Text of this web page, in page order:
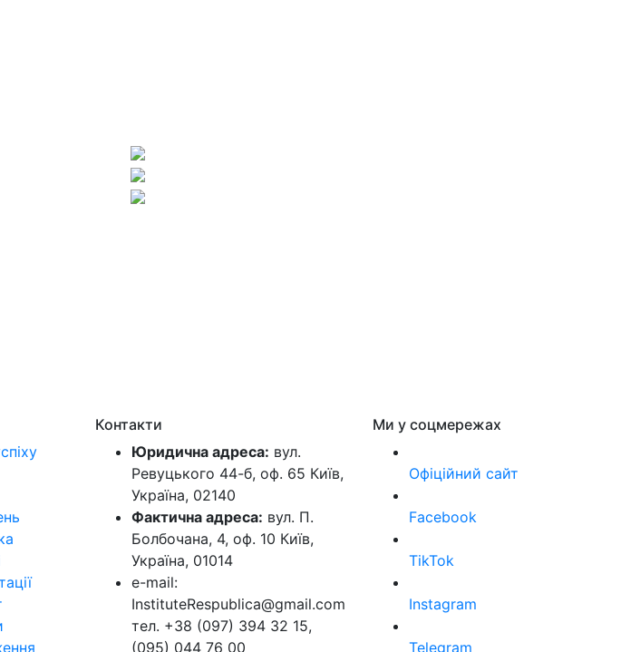
Контакти
Юридична адреса: вул.
Ревуцького 44-б, оф. 65 Київ,
Україна, 02140
Фактична адреса: вул. П.
Болбочана, 4, оф. 10 Київ,
Україна, 01014
e-mail:
InstituteRespublica@gmail.com
тел. +38 (097) 394 32 15,
(095) 044 76 00
Ми у соцмережах
Офіційний сайт
Facebook
TikTok
Instagram
Telegram